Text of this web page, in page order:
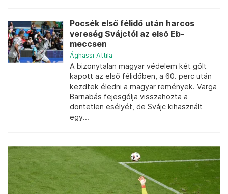
Pocsék első félidő után harcos
vereség Svájctól az első Eb-
meccsen
Ághassi Attila
A bizonytalan magyar védelem két gólt
kapott az első félidőben, a 60. perc után
kezdtek éledni a magyar remények. Varga
Barnabás fejesgólja visszahozta a
döntetlen esélyét, de Svájc kihasznált
egy...